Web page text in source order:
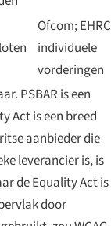
Ofcom;
individuele
vorderingen
PSBAR is een
Act is een breed
aanbieder die
leverancier is, is
de Equality Act is
door